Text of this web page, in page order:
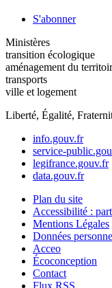
S'abonner
Ministères
transition écologique
aménagement du
transports
ville et logement
Liberté, Égalité,
info.gouv.fr
service-
legifrance.gouv.fr
data.gouv.fr
Plan du site
Accessibilité :
Mentions Légales
Données
Acceo
Écoconception
Contact
Flux RSS